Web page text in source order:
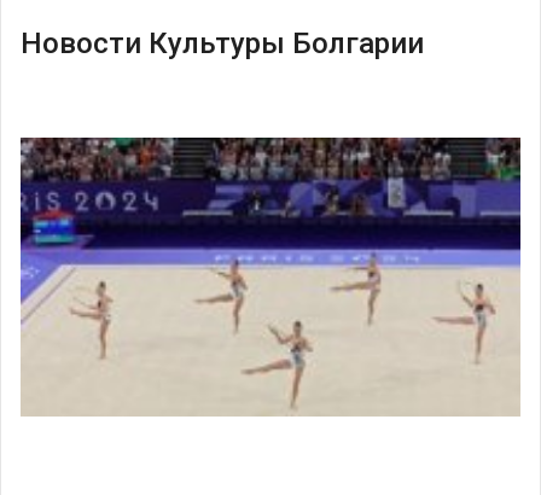
Новости Культуры Болгарии